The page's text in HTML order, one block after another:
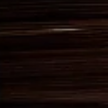
uro og
vej tæt på boligen.
og derfor
hvor
grundig
skader
for både beboere